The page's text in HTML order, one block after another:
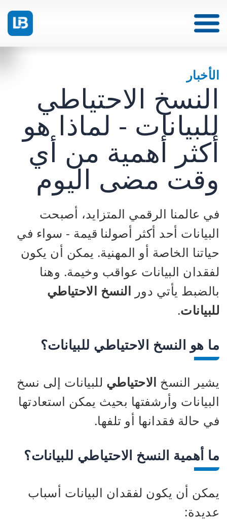
الأخبار
النسخ الاحتياطي
للبيانات - لماذا هو
أكثر أهمية من أي
وقت مضى اليوم
في عالمنا الرقمي المتزايد، أصبحت
البيانات أحد أكثر أصولنا قيمة - سواء في
حياتنا الخاصة أو المهنية. يمكن أن يكون
لفقدان البيانات عواقب وخيمة. وهنا
بالضبط يأتي دور النسخ الاحتياطي
للبيانات.
ما هو النسخ الاحتياطي للبيانات؟
يشير النسخ الاحتياطي للبيانات إلى نسخ
البيانات وأرشفتها بحيث يمكن استعادتها
في حالة فقدانها أو تلفها.
ما أهمية النسخ الاحتياطي للبيانات؟
يمكن أن يكون لفقدان البيانات أسباب
عديدة: